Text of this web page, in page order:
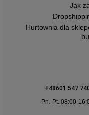
Jak
Hurtownia dla
+48601 547
Pn.-Pt. 08:00-